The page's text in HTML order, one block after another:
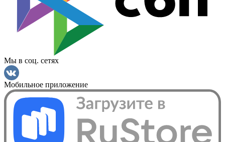
Мы в соц. сетях
Мобильное приложение